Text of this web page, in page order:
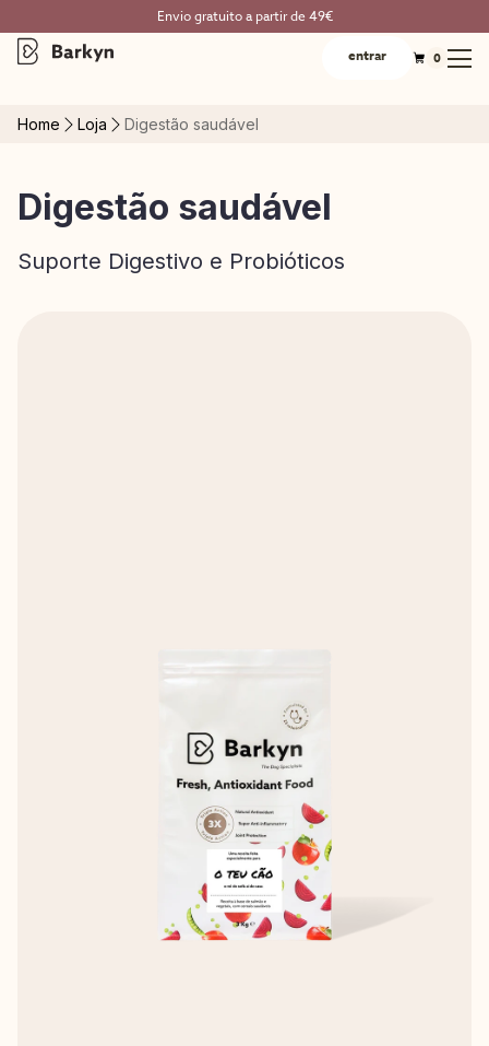
Envio gratuito a partir de 49€
entrar 0
Home Loja Digestão saudável
Digestão saudável
Suporte Digestivo e Probióticos